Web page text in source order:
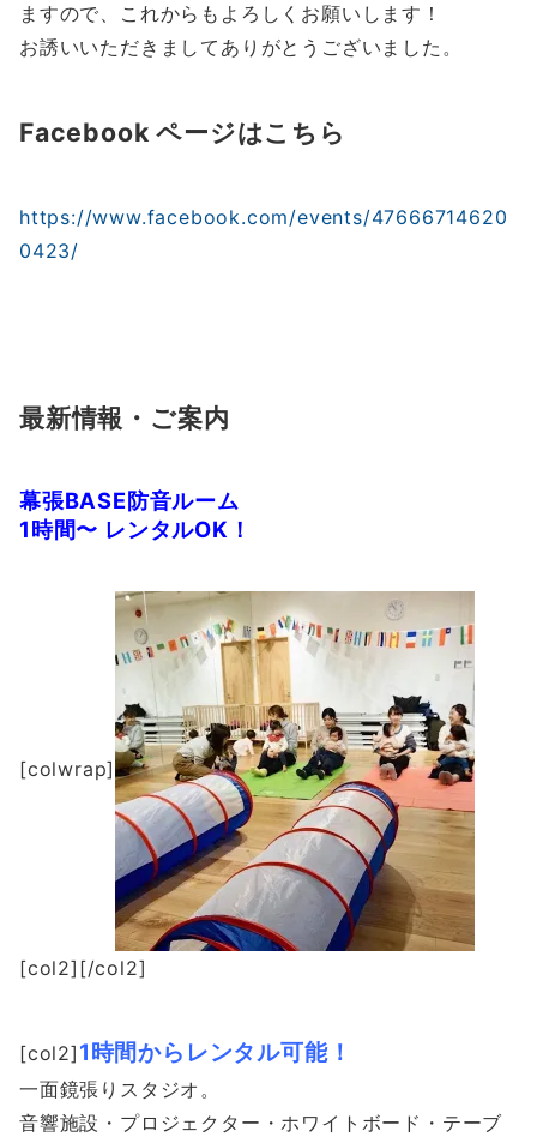
ますので、これからもよろしくお願いします！
お誘いいただきましてありがとうございました。
Facebook ページはこちら
https://www.facebook.com/events/47666714620
0423/
最新情報・ご案内
幕張BASE防音ルーム
1時間〜 レンタルOK ！
[colwrap]
[col2][/col2]
[col2] 1時間からレンタル可能！
一面鏡張りスタジオ。
音響施設・プロジェクター・ホワイトボード・テーブ